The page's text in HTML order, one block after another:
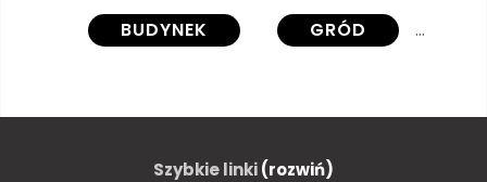
BUDYNEK GRÓD
RZĄD ZABYTKOWY
Szybkie linki(rozwiń)